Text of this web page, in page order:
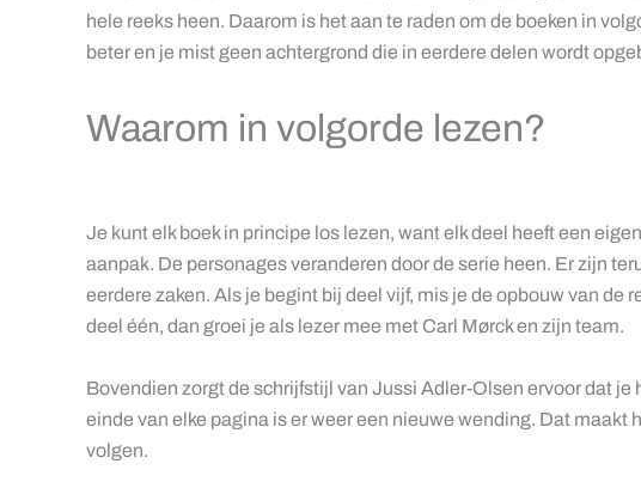
hele reeks heen. Daarom is het aan te raden om de boeken in
beter en je mist geen achtergrond die in eerdere delen wordt
Waarom in volgorde lezen?
Je kunt elk boek in principe los lezen, want elk deel heeft een
aanpak. De personages veranderen door de serie heen. Er zijn
eerdere zaken. Als je begint bij deel vijf, mis je de opbouw van de
deel één, dan groei je als lezer mee met Carl Mørck en zijn team.
Bovendien zorgt de schrijfstijl van Jussi Adler-Olsen ervoor dat
einde van elke pagina is er weer een nieuwe wending. Dat maakt
volgen.